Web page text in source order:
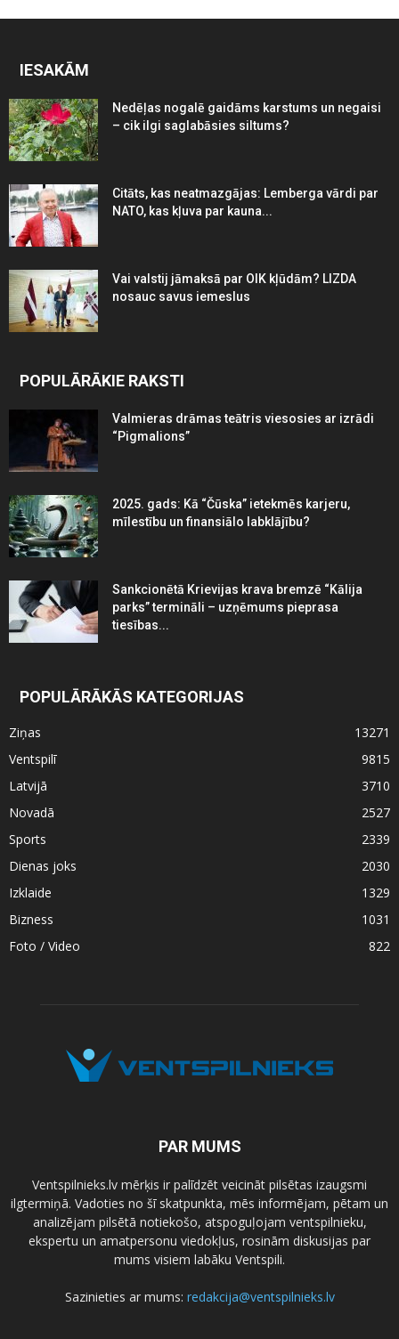
IESAKĀM
Nedēļas nogalē gaidāms karstums un negaisi
– cik ilgi saglabāsies siltums?
Citāts, kas neatmazgājas: Lemberga vārdi par
NATO, kas kļuva par kauna...
Vai valstij jāmaksā par OIK kļūdām? LIZDA
nosauc savus iemeslus
POPULĀRĀKIE RAKSTI
Valmieras drāmas teātris viesosies ar izrādi
“Pigmalions”
2025. gads: Kā “Čūska” ietekmēs karjeru,
mīlestību un finansiālo labklājību?
Sankcionētā Krievijas krava bremzē “Kālija
parks” termināli – uzņēmums pieprasa
tiesības...
POPULĀRĀKĀS KATEGORIJAS
Ziņas
13271
Ventspilī
9815
Latvijā
3710
Novadā
2527
Sports
2339
Dienas joks
2030
Izklaide
1329
Bizness
1031
Foto / Video
822
PAR MUMS
Ventspilnieks.lv mērķis ir palīdzēt veicināt pilsētas izaugsmi
ilgtermiņā. Vadoties no šī skatpunkta, mēs informējam, pētam un
analizējam pilsētā notiekošo, atspoguļojam ventspilnieku,
ekspertu un amatpersonu viedokļus, rosinām diskusijas par
mums visiem labāku Ventspili.
Sazinieties ar mums: redakcija@ventspilnieks.lv